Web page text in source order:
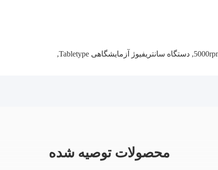
, دستگاه سانتریفیوژ آزمایشگاهی Tabletype ,
محصولات توصیه شده